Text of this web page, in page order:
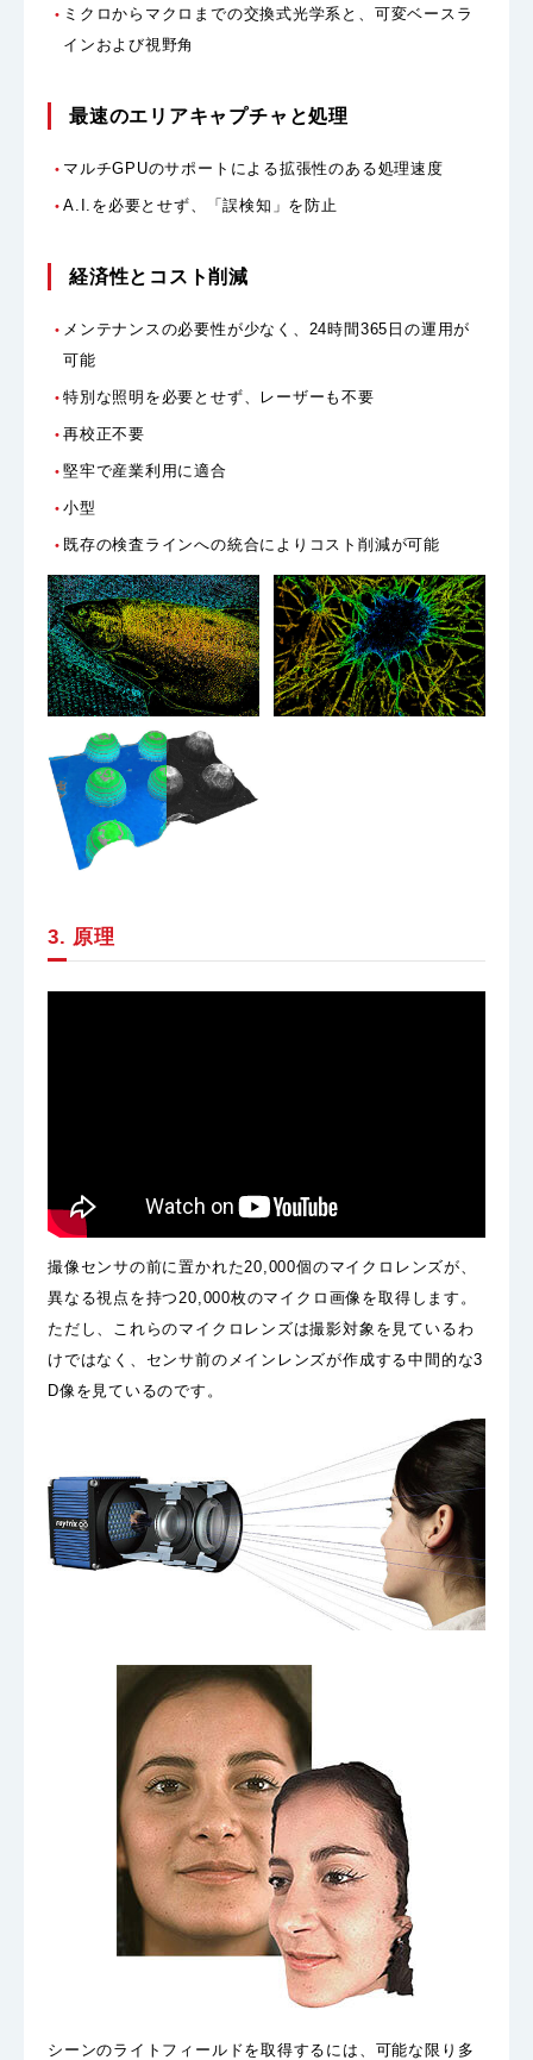
ミクロからマクロまでの交換式光学系と、可変ベースラ
インおよび視野角
最速のエリアキャプチャと処理
マルチGPUのサポートによる拡張性のある処理速度
A.I.を必要とせず、「誤検知」を防止
経済性とコスト削減
メンテナンスの必要性が少なく、24時間365日の運用が
可能
特別な照明を必要とせず、レーザーも不要
再校正不要
堅牢で産業利用に適合
小型
既存の検査ラインへの統合によりコスト削減が可能
3. 原理
撮像センサの前に置かれた20,000個のマイクロレンズが、
異なる視点を持つ20,000枚のマイクロ画像を取得します。
ただし、これらのマイクロレンズは撮影対象を見ているわ
けではなく、センサ前のメインレンズが作成する中間的な3
D像を見ているのです。
シーンのライトフィールドを取得するには、可能な限り多